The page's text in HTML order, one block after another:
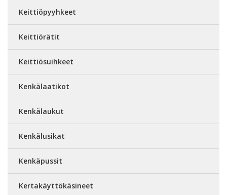
Keittiöpyyhkeet
Keittiörätit
Keittiösuihkeet
Kenkälaatikot
Kenkälaukut
Kenkälusikat
Kenkäpussit
Kertakäyttökäsineet